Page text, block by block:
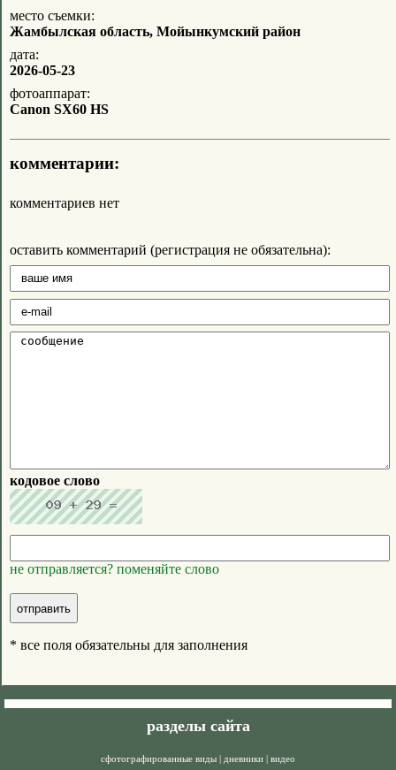
место съемки:
Жамбылская область, Мойынкумский район
дата:
2026-05-23
фотоаппарат:
Canon SX60 HS
комментарии:
комментариев нет
оставить комментарий (регистрация не обязательна):
кодовое слово
не отправляется? поменяйте слово
* все поля обязательны для заполнения
разделы сайта
сфотографированные виды дневники видео